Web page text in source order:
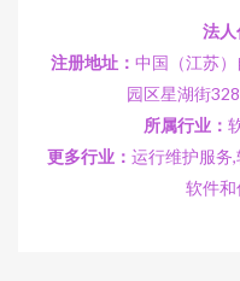
法人
注册地址： 中国（江苏
园区星湖街
所属行业：
更多行业： 运行维护服务,
软件